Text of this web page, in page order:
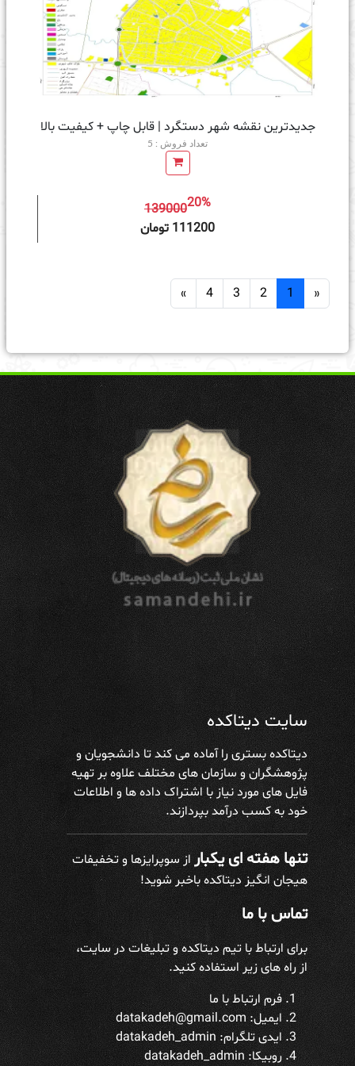
جدیدترین نقشه شهر دستگرد | قابل چاپ + کیفیت بالا
تعداد فروش : 5
13900020%
111200 تومان
«
1
2
3
4
»
سایت دیتاکده
دیتاکده بستری را آماده می کند تا دانشجویان و
پژوهشگران و سازمان های مختلف علاوه بر تهیه
فایل های مورد نیاز با اشتراک داده ها و اطلاعات
خود به کسب درآمد بپردازند.
تنها هفته ای یکباراز سوپرایزها و تخفیفات
هیجان انگیز دیتاکده باخبر شوید!
تماس با ما
برای ارتباط با تیم دیتاکده و تبلیغات در سایت،
از راه های زیر استفاده کنید.
فرم ارتباط با ما
ایمیل: datakadeh@gmail.com
ایدی تلگرام:datakadeh_admin
روبیکا: datakadeh_admin